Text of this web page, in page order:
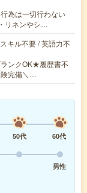
為は一切行わない
リネンやシ…
キル不要 / 英語力不
ンクOK★履歴書不
完備＼…
50代
60代
男性